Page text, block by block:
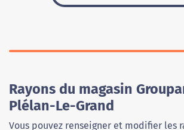
Rayons du magasin
Plélan-Le-Grand
Vous pouvez renseigner et modifier les